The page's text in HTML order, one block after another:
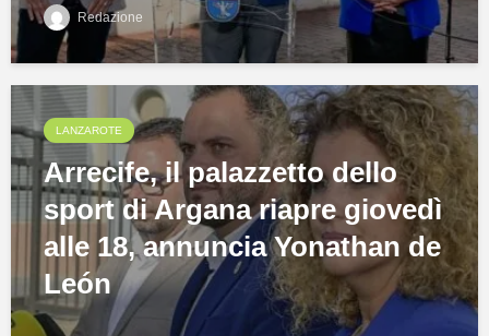
Redazione
LANZAROTE
Arrecife, il palazzetto dello
sport di Argana riapre giovedì
alle 18, annuncia Yonathan de
León